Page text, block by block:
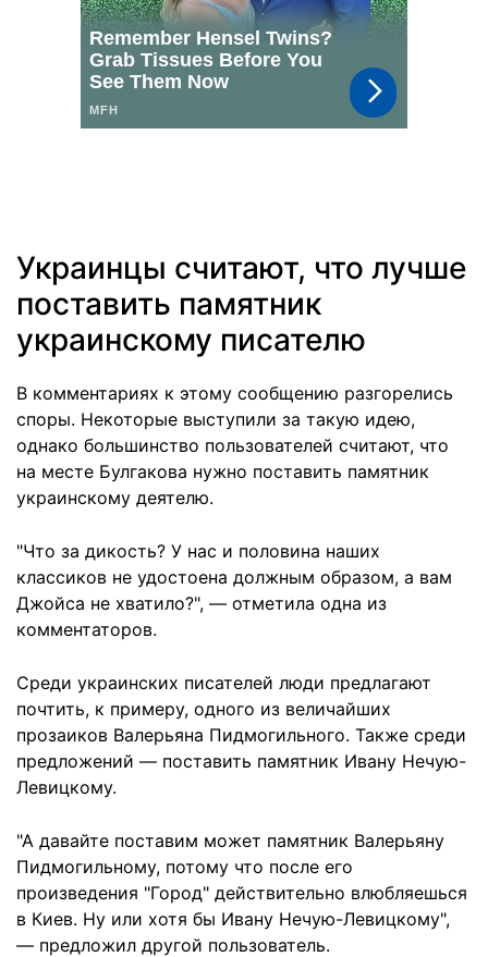
Украинцы считают, что лучше
поставить памятник
украинскому писателю
В комментариях к этому сообщению разгорелись
споры. Некоторые выступили за такую идею,
однако большинство пользователей считают, что
на месте Булгакова нужно поставить памятник
украинскому деятелю.
"Что за дикость? У нас и половина наших
классиков не удостоена должным образом, а вам
Джойса не хватило?", — отметила одна из
комментаторов.
Среди украинских писателей люди предлагают
почтить, к примеру, одного из величайших
прозаиков Валерьяна Пидмогильного. Также среди
предложений — поставить памятник Ивану Нечую-
Левицкому.
"А давайте поставим может памятник Валерьяну
Пидмогильному, потому что после его
произведения "Город" действительно влюбляешься
в Киев. Ну или хотя бы Ивану Нечую-Левицкому",
— предложил другой пользователь.